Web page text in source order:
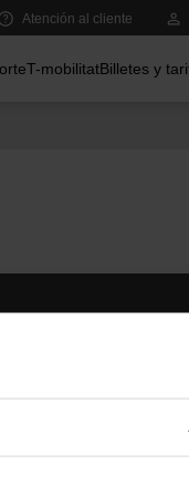
Atención al cliente
T-mobilitatBilletes y
TMB